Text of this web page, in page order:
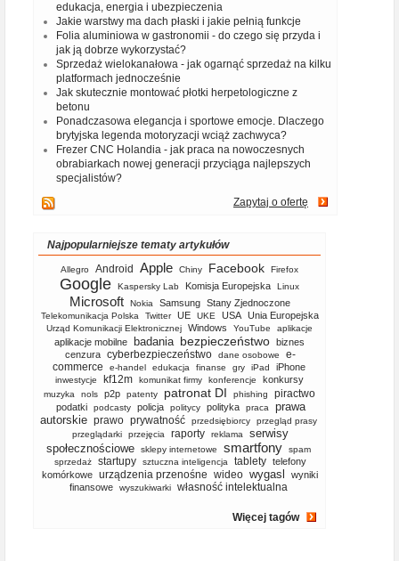
edukacja, energia i ubezpieczenia
Jakie warstwy ma dach płaski i jakie pełnią funkcje
Folia aluminiowa w gastronomii - do czego się przyda i
jak ją dobrze wykorzystać?
Sprzedaż wielokanałowa - jak ogarnąć sprzedaż na kilku
platformach jednocześnie
Jak skutecznie montować płotki herpetologiczne z
betonu
Ponadczasowa elegancja i sportowe emocje. Dlaczego
brytyjska legenda motoryzacji wciąż zachwyca?
Frezer CNC Holandia - jak praca na nowoczesnych
obrabiarkach nowej generacji przyciąga najlepszych
specjalistów?
Zapytaj o ofertę
Najpopularniejsze tematy artykułów
Allegro Android Apple Chiny Facebook Firefox
Google Kaspersky Lab Komisja Europejska Linux
Microsoft Nokia Samsung Stany Zjednoczone
Telekomunikacja Polska Twitter UE UKE USA Unia Europejska
Urząd Komunikacji Elektronicznej Windows YouTube aplikacje
aplikacje mobilne badania bezpieczeństwo biznes
cenzura cyberbezpieczeństwo dane osobowe
e-
commerce
e-handel edukacja finanse gry iPad iPhone
inwestycje kf12m komunikat firmy konferencje konkursy
muzyka nols p2p patenty patronat DI phishing piractwo
podatki podcasty policja politycy polityka praca
prawa
autorskie prawo prywatność przedsiębiorcy
przegląd prasy
przeglądarki
przejęcia raporty reklama
serwisy
społecznościowe
sklepy internetowe smartfony
spam
sprzedaż
startupy sztuczna inteligencja tablety telefony
komórkowe
urządzenia przenośne wideo wygasl
wyniki
finansowe
wyszukiwarki własność intelektualna
Więcej tagów